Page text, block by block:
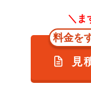
＼ま
料金を
見